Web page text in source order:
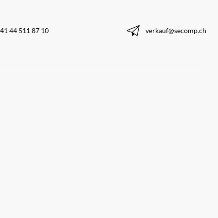
44 511 87 10 verkauf@secomp.ch